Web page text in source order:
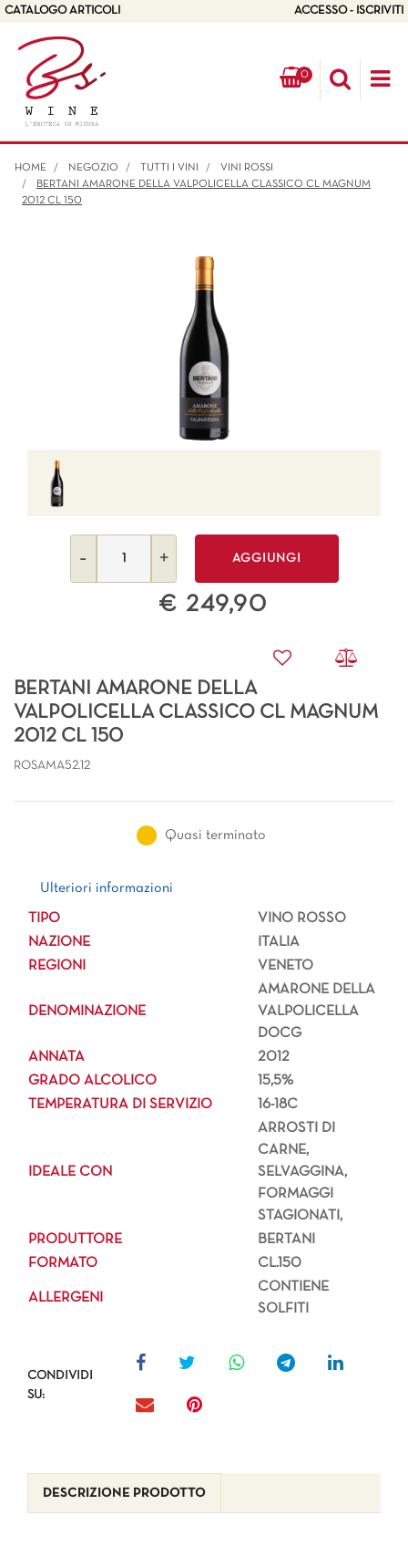
CATALOGO ARTICOLI ACCESSO - ISCRIVITI
0
HOME NEGOZIO TUTTI I VINI
VINI ROSSI
BERTANI AMARONE DELLA VALPOLICELLA CLASSICO CL MAGNUM
2012 CL 150
AGGIUNGI
€ 249,90
BERTANI AMARONE DELLA
VALPOLICELLA CLASSICO CL MAGNUM
2012 CL 150
ROSAMA52.12
Quasi terminato
Ulteriori informazioni
Ulteriori informazioni
TIPO
VINO ROSSO
NAZIONE
ITALIA
REGIONI
VENETO
DENOMINAZIONE
AMARONE DELLA
VALPOLICELLA
DOCG
ANNATA
2012
GRADO ALCOLICO
15,5%
TEMPERATURA DI SERVIZIO
16-18C
IDEALE CON
ARROSTI DI
CARNE,
SELVAGGINA,
FORMAGGI
STAGIONATI,
PRODUTTORE
BERTANI
FORMATO
CL.150
ALLERGENI
CONTIENE
SOLFITI
CONDIVIDI
SU:
DESCRIZIONE PRODOTTO